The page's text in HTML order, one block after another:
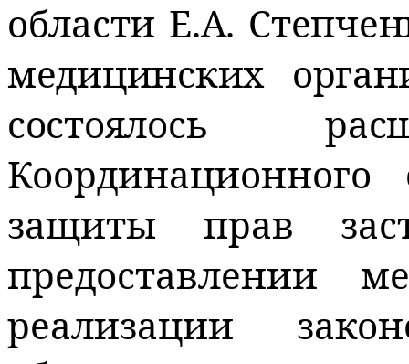
области Е.А.
медицинских
состоялось
защиты прав
предоставлении
реализации